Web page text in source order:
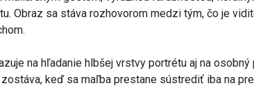
Obraz sa stáva rozhovorom medzi tým, čo je
na hľadanie hlbšej vrstvy portrétu aj na osobný
keď sa maľba prestane sústrediť iba na